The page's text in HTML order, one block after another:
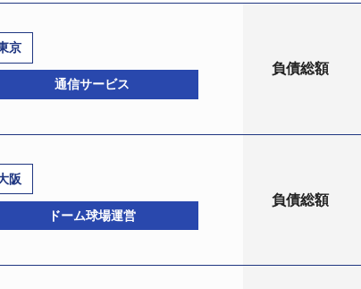
京
通信サービス
負債総額
金16億8235万円、佐藤賢治社長、従業員1100名）
阪
ドーム球場運営
負債総額